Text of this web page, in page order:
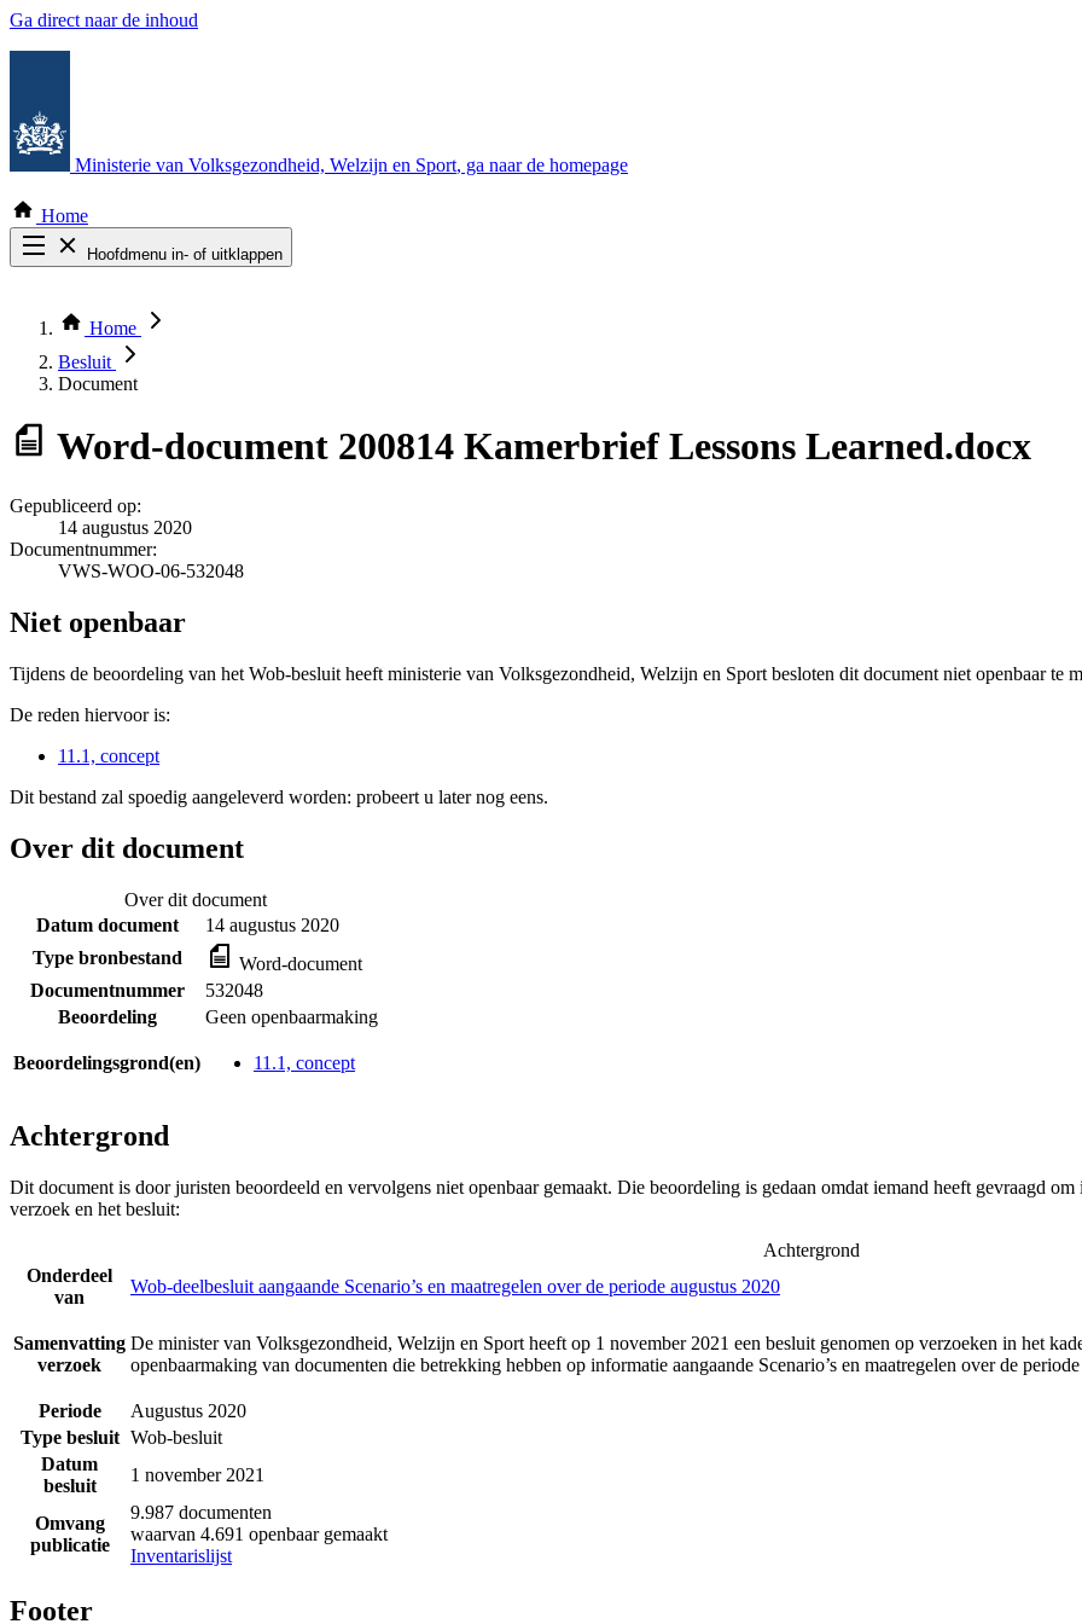
Ga direct naar de inhoud
Ministerie van Volksgezondheid, Welzijn en Sport, ga naar de homepage
Home
Hoofdmenu in- of uitklappen
Thema COVID-19
Bekijk per bestuursorgaan
Home
Besluit
Document
Word-document 200814 Kamerbrief Lessons Learned.docx
Gepubliceerd op:
14 augustus 2020
Documentnummer:
VWS-WOO-06-532048
Niet openbaar
Tijdens de beoordeling van het Wob-besluit heeft ministerie van Volksgezondheid, Welzijn en Sport besloten dit document niet openbaar te
De reden hiervoor is:
11.1, concept
Dit bestand zal spoedig aangeleverd worden: probeert u later nog eens.
Over dit document
Over dit document
Datum document
14 augustus 2020
Type bronbestand
Word-document
Documentnummer
532048
Beoordeling
Geen openbaarmaking
Beoordelingsgrond(en) 11.1, concept
Achtergrond
Dit document is door juristen beoordeeld en vervolgens niet openbaar gemaakt. Die beoordeling is gedaan omdat iemand heeft gevraagd
verzoek en het besluit:
Achtergrond
Onderdeel
van
Wob-deelbesluit aangaande Scenario’s en maatregelen over de periode augustus 2020
Samenvatting
verzoek
De minister van Volksgezondheid, Welzijn en Sport heeft op 1 november 2021 een besluit genomen op verzoeken in het
openbaarmaking van documenten die betrekking hebben op informatie aangaande Scenario’s en maatregelen over de
Periode
Augustus 2020
Type besluit Wob-besluit
Datum
besluit
1 november 2021
Omvang
publicatie
9.987 documenten
waarvan 4.691 openbaar gemaakt
Inventarislijst
Footer